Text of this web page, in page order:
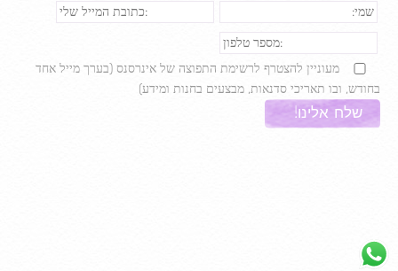
מעוניין להצטרף לרשימת התפוצה של אינרסנס (בערך מייל אחד
בחודש, ובו תאריכי סדנאות, מבצעים בחנות ומידע)